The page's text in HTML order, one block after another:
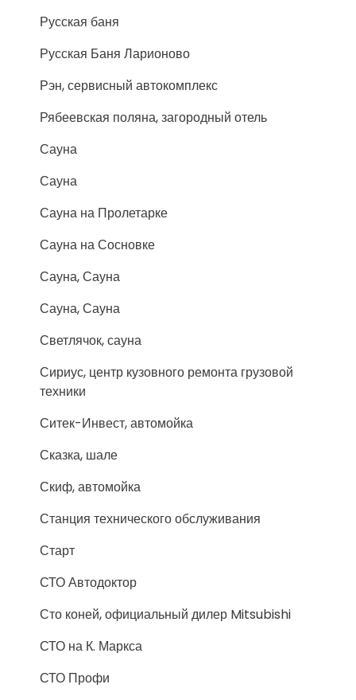
Русская баня
Русская Баня Ларионово
Рэн, сервисный автокомплекс
Рябеевская поляна, загородный отель
Сауна
Сауна
Сауна на Пролетарке
Сауна на Сосновке
Сауна, Сауна
Сауна, Сауна
Светлячок, сауна
Сириус, центр кузовного ремонта грузовой
техники
Ситек-Инвест, автомойка
Сказка, шале
Скиф, автомойка
Станция технического обслуживания
Старт
СТО Автодоктор
Сто коней, официальный дилер Mitsubishi
СТО на К. Маркса
СТО Профи